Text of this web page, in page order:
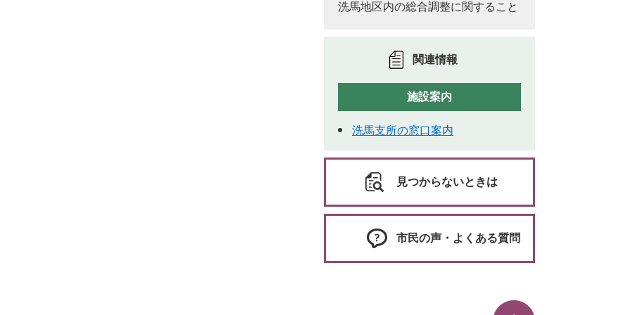
洗馬地区内の総合調整に関すること
関連情報
施設案内
洗馬支所の窓口案内
見つからないときは
市民の声・よくある質問